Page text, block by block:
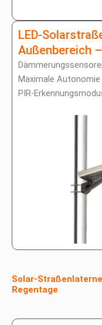
LED-
Außenbereich
Maximale
PIR-
Solar-
Regentage